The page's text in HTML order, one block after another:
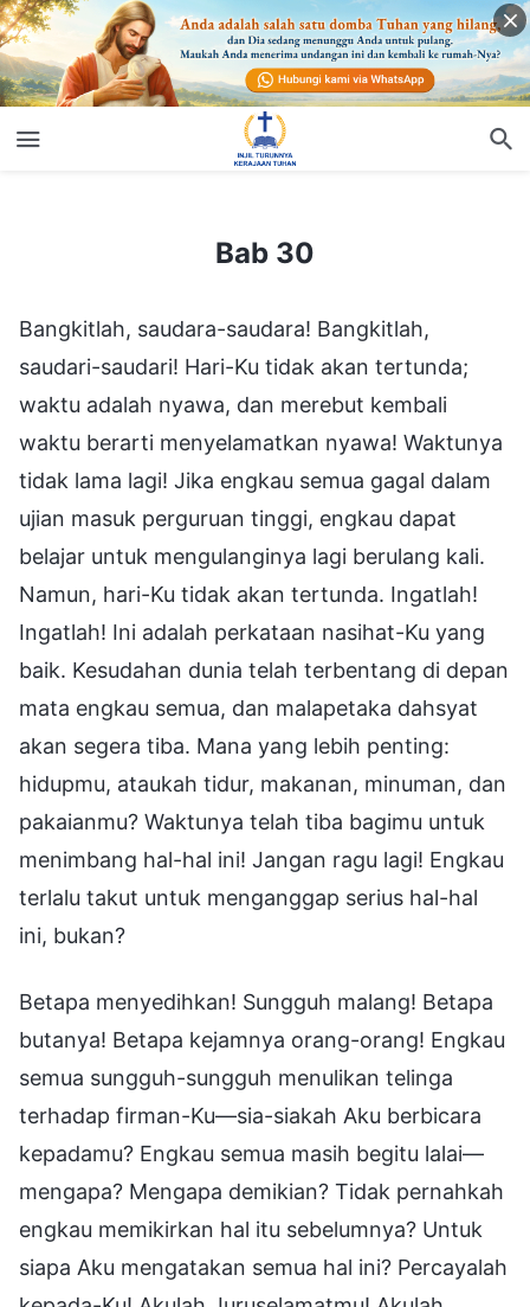
Bab 30
Bangkitlah, saudara-saudara! Bangkitlah,
saudari-saudari! Hari-Ku tidak akan tertunda;
waktu adalah nyawa, dan merebut kembali
waktu berarti menyelamatkan nyawa! Waktunya
tidak lama lagi! Jika engkau semua gagal dalam
ujian masuk perguruan tinggi, engkau dapat
belajar untuk mengulanginya lagi berulang kali.
Namun, hari-Ku tidak akan tertunda. Ingatlah!
Ingatlah! Ini adalah perkataan nasihat-Ku yang
baik. Kesudahan dunia telah terbentang di depan
mata engkau semua, dan malapetaka dahsyat
akan segera tiba. Mana yang lebih penting:
hidupmu, ataukah tidur, makanan, minuman, dan
pakaianmu? Waktunya telah tiba bagimu untuk
menimbang hal-hal ini! Jangan ragu lagi! Engkau
terlalu takut untuk menganggap serius hal-hal
ini, bukan?
Betapa menyedihkan! Sungguh malang! Betapa
butanya! Betapa kejamnya orang-orang! Engkau
semua sungguh-sungguh menulikan telinga
terhadap firman-Ku—sia-siakah Aku berbicara
kepadamu? Engkau semua masih begitu lalai—
mengapa? Mengapa demikian? Tidak pernahkah
engkau memikirkan hal itu sebelumnya? Untuk
siapa Aku mengatakan semua hal ini? Percayalah